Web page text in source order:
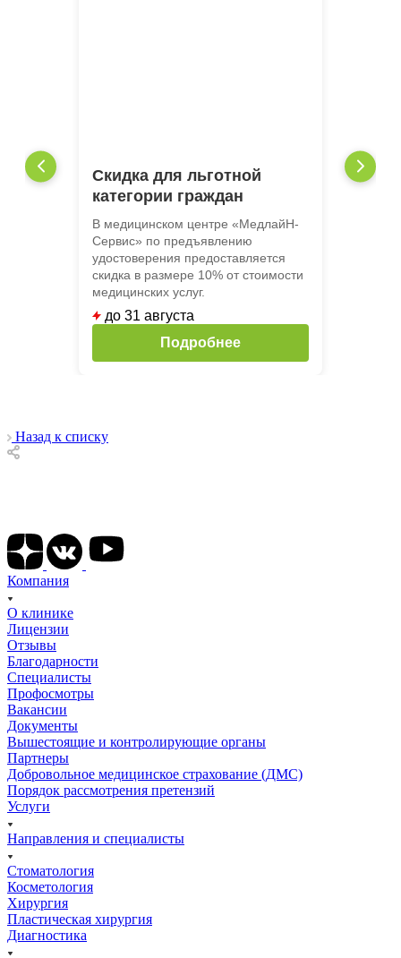
Скидка для льготной
категории граждан
В медицинском центре «МедлайН-
Сервис» по предъявлению
удостоверения предоставляется
скидка в размере 10% от стоимости
медицинских услуг.
до 31 августа
Подробнее
Назад к списку
Компания
О клинике
Лицензии
Отзывы
Благодарности
Специалисты
Профосмотры
Вакансии
Документы
Вышестоящие и контролирующие органы
Партнеры
Добровольное медицинское страхование (ДМС)
Порядок рассмотрения претензий
Услуги
Направления и специалисты
Стоматология
Косметология
Хирургия
Пластическая хирургия
Диагностика